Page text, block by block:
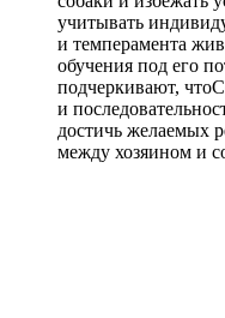
учитывать
и темперамента
обучения под его
подчеркивают,
и
достичь желаемых
между хозяином и